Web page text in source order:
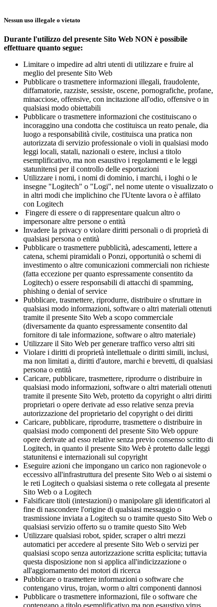
Nessun uso illegale o vietato
Durante l'utilizzo del presente Sito Web NON è possibile
effettuare quanto segue:
Limitare o impedire ad altri utenti di utilizzare e fruire al
meglio del presente Sito Web
Pubblicare o trasmettere informazioni illegali, fraudolente,
diffamatorie, razziste, sessiste, oscene, pornografiche, profane,
minacciose, offensive, con incitazione all'odio, offensive o in
qualsiasi modo obiettabili
Pubblicare o trasmettere informazioni che costituiscano o
incoraggino una condotta che costituisca un reato penale, dia
luogo a responsabilità civile, costituisca una pratica non
autorizzata di servizio professionale o violi in qualsiasi modo
leggi locali, statali, nazionali o estere, inclusi a titolo
esemplificativo, ma non esaustivo i regolamenti e le leggi
statunitensi per il controllo delle esportazioni
Utilizzare i nomi, i nomi di dominio, i marchi, i loghi o le
insegne "Logitech" o "Logi", nel nome utente o visualizzato o
in altri modi che implichino che l'Utente lavora o è affilato
con Logitech
Fingere di essere o di rappresentare qualcun altro o
impersonare altre persone o entità
Invadere la privacy o violare diritti personali o di proprietà di
qualsiasi persona o entità
Pubblicare o trasmettere pubblicità, adescamenti, lettere a
catena, schemi piramidali o Ponzi, opportunità o schemi di
investimento o altre comunicazioni commerciali non richieste
(fatta eccezione per quanto espressamente consentito da
Logitech) o essere responsabili di attacchi di spamming,
phishing o denial of service
Pubblicare, trasmettere, riprodurre, distribuire o sfruttare in
qualsiasi modo informazioni, software o altri materiali ottenuti
tramite il presente Sito Web a scopo commerciale
(diversamente da quanto espressamente consentito dal
fornitore di tale informazione, software o altro materiale)
Utilizzare il Sito Web per generare traffico verso altri siti
Violare i diritti di proprietà intellettuale o diritti simili, inclusi,
ma non limitati a, diritti d'autore, marchi e brevetti, di qualsiasi
persona o entità
Caricare, pubblicare, trasmettere, riprodurre o distribuire in
qualsiasi modo informazioni, software o altri materiali ottenuti
tramite il presente Sito Web, protetto da copyright o altri diritti
proprietari o opere derivate ad esso relative senza previa
autorizzazione del proprietario del copyright o dei diritti
Caricare, pubblicare, riprodurre, trasmettere o distribuire in
qualsiasi modo componenti del presente Sito Web oppure
opere derivate ad esso relative senza previo consenso scritto di
Logitech, in quanto il presente Sito Web è protetto dalle leggi
statunitensi e internazionali sul copyright
Eseguire azioni che impongano un carico non ragionevole o
eccessivo all'infrastruttura del presente Sito Web o ai sistemi o
le reti Logitech o qualsiasi sistema o rete collegata al presente
Sito Web o a Logitech
Falsificare titoli (intestazioni) o manipolare gli identificatori al
fine di nascondere l'origine di qualsiasi messaggio o
trasmissione inviata a Logitech su o tramite questo Sito Web o
qualsiasi servizio offerto su o tramite questo Sito Web
Utilizzare qualsiasi robot, spider, scraper o altri mezzi
automatici per accedere al presente Sito Web o servizi per
qualsiasi scopo senza autorizzazione scritta esplicita; tuttavia
questa disposizione non si applica all'indicizzazione o
all'aggiornamento dei motori di ricerca
Pubblicare o trasmettere informazioni o software che
contengano virus, trojan, worm o altri componenti dannosi
Pubblicare o trasmettere informazioni, file o software che
contengano a titolo esemplificativo ma non esaustivo virus,